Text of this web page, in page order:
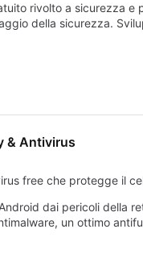
rivolto a sicurezza
della sicurezza.
& Antivirus
free che protegge il
dai pericoli della
un ottimo